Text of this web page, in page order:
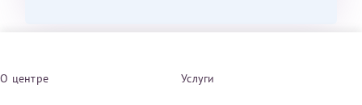
О центре Услуги